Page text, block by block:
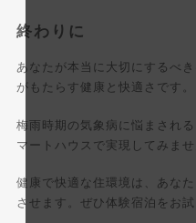
終わりに
あなたが本当に大切にするべ
がもたらす健康と快適さです。
梅雨時期の気象病に悩まされ
マートハウスで実現してみませ
健康で快適な住環境は、あな
させます。ぜひ体験宿泊をお試